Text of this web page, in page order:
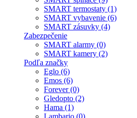
SMART termostaty (1)
SMART vybavenie (6)
SMART zásuvky (4)
Zabezpečenie
SMART alarmy (0)
SMART kamery (2)
Podľa značky
Eglo (6)
Emos (6)
Forever (0)
Gledopto (2)
Hama (1)
Lambario (0)